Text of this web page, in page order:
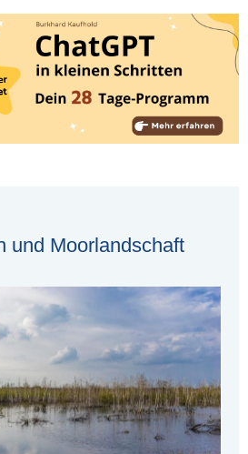
und Moorlandschaft